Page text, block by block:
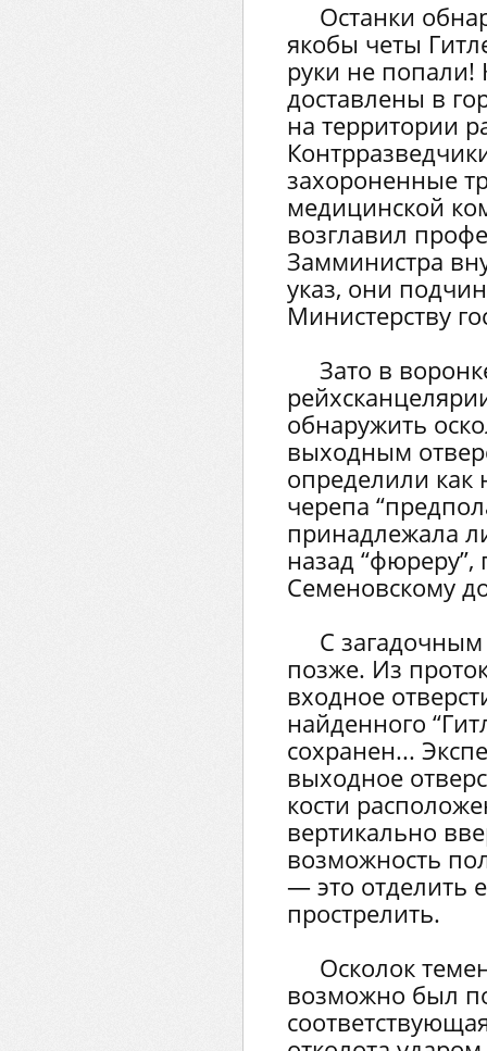
Останки
якобы четы
руки не
доставлены в
на территории
захороненные
медицинской
возглавил
Замминистра
указ, они
Министерству
Зато в
обнаружить
выходным
определили как
черепа
принадлежала
назад “фюреру”,
Семеновскому
С
позже. Из
входное
найденного
сохранен...
выходное
кости
вертикально
возможность
— это отделить
прострелить.
Осколок
возможно был